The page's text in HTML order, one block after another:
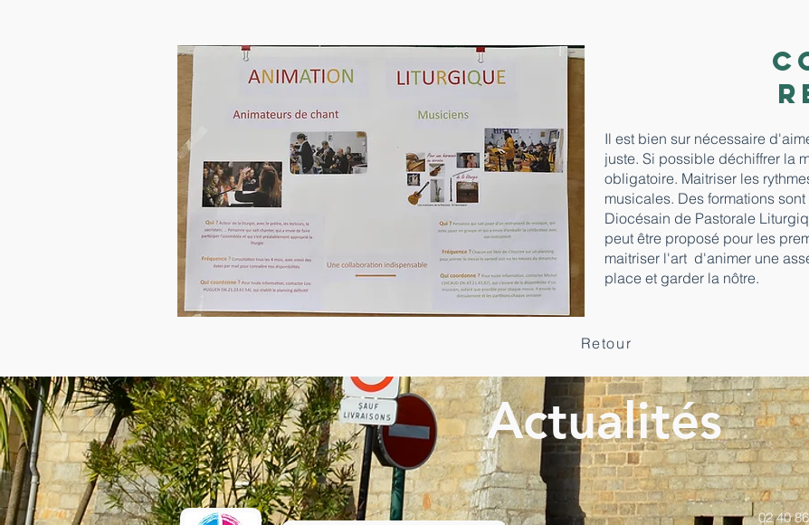
Il est bien sur nécessaire
juste. Si possible déchiffrer la
obligatoire. Maitriser les
musicales. Des formations
Diocésain de Pastorale
peut être proposé pour les
maitriser l'art d'animer une
place et garder la nôtre.
Retour
Actualités
02 40